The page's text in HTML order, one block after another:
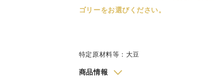
ゴリーをお選びください。
特定原材料等：大豆
商品情報